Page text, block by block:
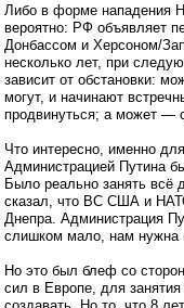
Либо в форме нападения
вероятно: РФ объявляет
Донбассом и Херсоном/
несколько лет, при
зависит от обстановки:
могут, и начинают
продвинуться; а может —
Что интересно, именно
Администрацией Путина
Было реально занять всё
сказал, что ВС США и
Днепра. Администрация
слишком мало, нам нужна
Но это был блеф со
сил в Европе, для